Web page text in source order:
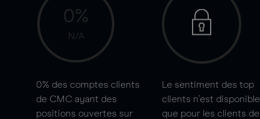
0%
N/A
0% des comptes clients
de CMC ayant des
positions ouvertes sur
Le sentiment des top
clients n'est disponible
que pour les clients de